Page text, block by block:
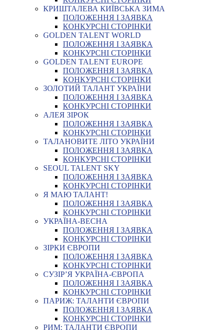
КРИШТАЛЕВА КИЇВСЬКА ЗИМА
ПОЛОЖЕННЯ І ЗАЯВКА
КОНКУРСНІ СТОРІНКИ
GOLDEN TALENT WORLD
ПОЛОЖЕННЯ І ЗАЯВКА
КОНКУРСНІ СТОРІНКИ
GOLDEN TALENT EUROPE
ПОЛОЖЕННЯ І ЗАЯВКА
КОНКУРСНІ СТОРІНКИ
ЗОЛОТИЙ ТАЛАНТ УКРАЇНИ
ПОЛОЖЕННЯ І ЗАЯВКА
КОНКУРСНІ СТОРІНКИ
АЛЕЯ ЗІРОК
ПОЛОЖЕННЯ І ЗАЯВКА
КОНКУРСНІ СТОРІНКИ
ТАЛАНОВИТЕ ЛІТО УКРАЇНИ
ПОЛОЖЕННЯ І ЗАЯВКА
КОНКУРСНІ СТОРІНКИ
SEOUL TALENT SKY
ПОЛОЖЕННЯ І ЗАЯВКА
КОНКУРСНІ СТОРІНКИ
Я МАЮ ТАЛАНТ!
ПОЛОЖЕННЯ І ЗАЯВКА
КОНКУРСНІ СТОРІНКИ
УКРАЇНА-ВЕСНА
ПОЛОЖЕННЯ І ЗАЯВКА
КОНКУРСНІ СТОРІНКИ
ЗІРКИ ЄВРОПИ
ПОЛОЖЕННЯ І ЗАЯВКА
КОНКУРСНІ СТОРІНКИ
СУЗІР’Я УКРАЇНА-ЄВРОПА
ПОЛОЖЕННЯ І ЗАЯВКА
КОНКУРСНІ СТОРІНКИ
ПАРИЖ: ТАЛАНТИ ЄВРОПИ
ПОЛОЖЕННЯ І ЗАЯВКА
КОНКУРСНІ СТОРІНКИ
РИМ: ТАЛАНТИ ЄВРОПИ